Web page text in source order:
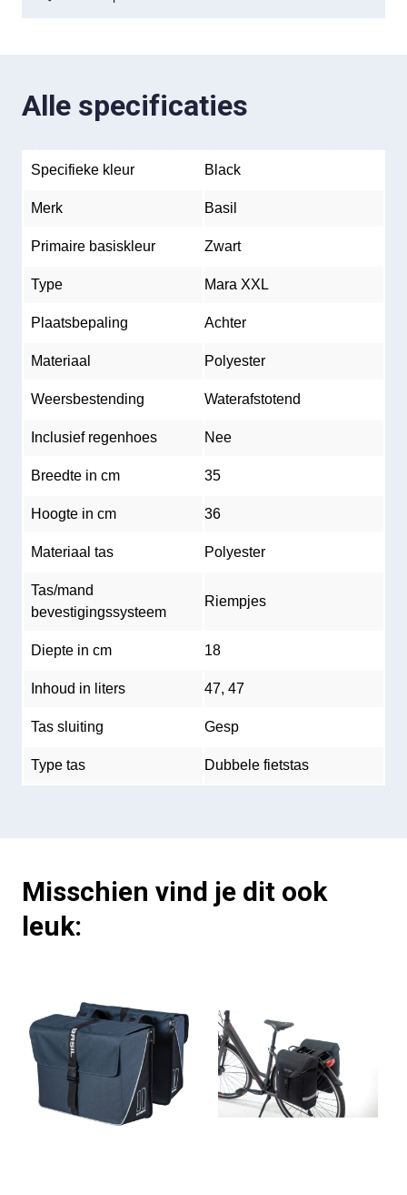
Alle specificaties
Specifieke kleur Black
Merk Basil
Primaire basiskleur Zwart
Type Mara XXL
Plaatsbepaling Achter
Materiaal Polyester
Weersbestending Waterafstotend
Inclusief regenhoes Nee
Breedte in cm 35
Hoogte in cm 36
Materiaal tas Polyester
Tas/mand
bevestigingssysteem
Riempjes
Diepte in cm 18
Inhoud in liters 47, 47
Tas sluiting Gesp
Type tas Dubbele fietstas
Misschien vind je dit ook
leuk: